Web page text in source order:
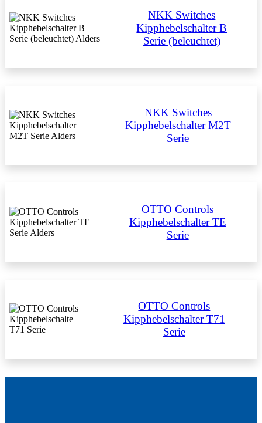
NKK Switches
Kipphebelschalter B
Serie (beleuchtet)
NKK Switches
Kipphebelschalter M2T
Serie
OTTO Controls
Kipphebelschalter TE
Serie
OTTO Controls
Kipphebelschalter T71
Serie